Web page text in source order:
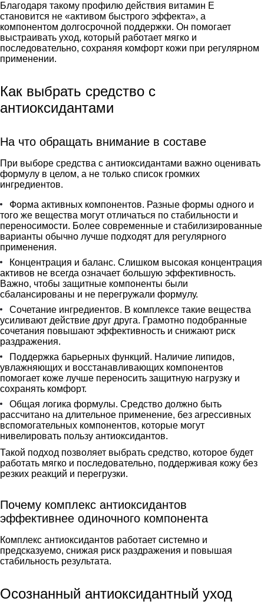
Благодаря такому профилю действия витамин E
становится не «активом быстрого эффекта», а
компонентом долгосрочной поддержки. Он помогает
выстраивать уход, который работает мягко и
последовательно, сохраняя комфорт кожи при регулярном
применении.
Как выбрать средство с
антиоксидантами
На что обращать внимание в составе
При выборе средства с антиоксидантами важно оценивать
формулу в целом, а не только список громких
ингредиентов.
Форма активных компонентов. Разные формы одного и
того же вещества могут отличаться по стабильности и
переносимости. Более современные и стабилизированные
варианты обычно лучше подходят для регулярного
применения.
Концентрация и баланс. Слишком высокая концентрация
активов не всегда означает большую эффективность.
Важно, чтобы защитные компоненты были
сбалансированы и не перегружали формулу.
Сочетание ингредиентов. В комплексе такие вещества
усиливают действие друг друга. Грамотно подобранные
сочетания повышают эффективность и снижают риск
раздражения.
Поддержка барьерных функций. Наличие липидов,
увлажняющих и восстанавливающих компонентов
помогает коже лучше переносить защитную нагрузку и
сохранять комфорт.
Общая логика формулы. Средство должно быть
рассчитано на длительное применение, без агрессивных
вспомогательных компонентов, которые могут
нивелировать пользу антиоксидантов.
Такой подход позволяет выбрать средство, которое будет
работать мягко и последовательно, поддерживая кожу без
резких реакций и перегрузки.
Почему комплекс антиоксидантов
эффективнее одиночного компонента
Комплекс антиоксидантов работает системно и
предсказуемо, снижая риск раздражения и повышая
стабильность результата.
Осознанный антиоксидантный уход